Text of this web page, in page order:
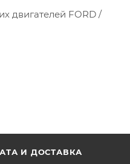
двигателей FORD /
6M5G6K292BA,
И ДОСТАВКА